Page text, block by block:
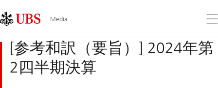
Links
Area
Media
メ
ュ
ー
を
[参考和訳（要旨）] 2024年第
2四半期決算